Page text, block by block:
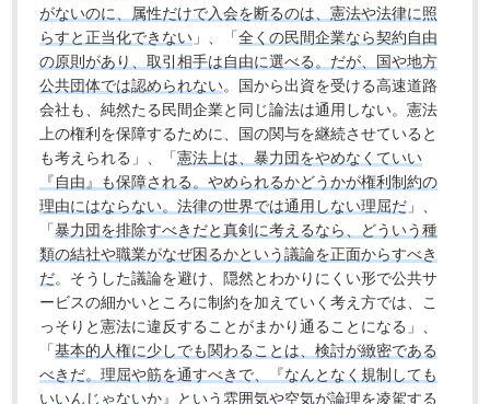
がないのに、属性だけで入会を断るのは、憲法や法律に照
らすと正当化できない 」、「全くの民間企業なら契約自由
の原則があり、取引相手は自由に選べる。だが、国や地方
公共団体では認められない。国から出資を受ける高速道路
会社も、純然たる民間企業と同じ論法は通用しない。憲法
上の権利を保障するために、国の関与を継続させていると
も考えられる」、「憲法上は、暴力団をやめなくていい
『自由』も保障される。やめられるかどうかが権利制約の
理由にはならない。法律の世界では通用しない理屈だ 」、
「暴力団を排除すべきだと真剣に考えるなら、どういう種
類の結社や職業がなぜ困るかという議論を正面からすべき
だ。そうした議論を避け、隠然とわかりにくい形で公共サ
ービスの細かいところに制約を加えていく考え方では、こ
っそりと憲法に違反することがまかり通ることになる」、
「基本的人権に少しでも関わることは、検討が緻密である
べきだ。理屈や筋を通すべきで、『なんとなく規制しても
いいんじゃないか』という雰囲気や空気が論理を凌駕する